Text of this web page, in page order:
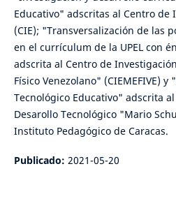
Educativo" adscritas al Centro de
(CIE); "Transversalización de las
en el currículum de la UPEL con
adscrita al Centro de
Físico Venezolano" (CIEMEFIVE)
Tecnológico Educativo" adscrita
Desarollo Tecnológico "Mario
Instituto Pedagógico de Caracas.
Publicado: 2021-05-20